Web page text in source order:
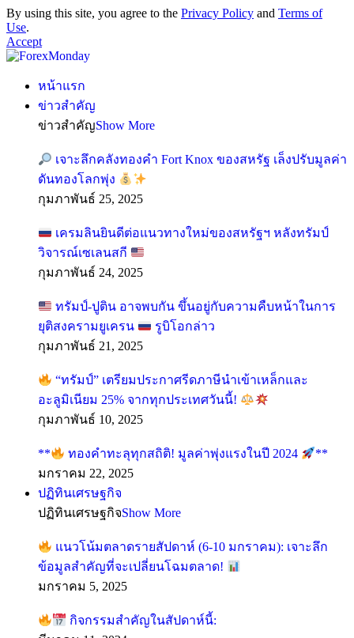
By using this site, you agree to the Privacy Policy and Terms of
Use.
Accept
หน้าแรก
ข่าวสำคัญ
ข่าวสำคัญShow More
เจาะลึกคลังทองคำ Fort Knox ของสหรัฐ เล็งปรับมูลค่า
ดันทองโลกพุ่ง
กุมภาพันธ์ 25, 2025
เครมลินยินดีต่อแนวทางใหม่ของสหรัฐฯ หลังทรัมป์
วิจารณ์เซเลนสกี
กุมภาพันธ์ 24, 2025
ทรัมป์-ปูติน อาจพบกัน ขึ้นอยู่กับความคืบหน้าในการ
ยุติสงครามยูเครน
รูบิโอกล่าว
กุมภาพันธ์ 21, 2025
“ทรัมป์” เตรียมประกาศรีดภาษีนำเข้าเหล็กและ
อะลูมิเนียม 25% จากทุกประเทศวันนี้!
กุมภาพันธ์ 10, 2025
** ทองคำทะลุทุกสถิติ! มูลค่าพุ่งแรงในปี 2024
**
มกราคม 22, 2025
ปฏิทินเศรษฐกิจ
ปฏิทินเศรษฐกิจShow More
แนวโน้มตลาดรายสัปดาห์ (6-10 มกราคม): เจาะลึก
ข้อมูลสำคัญที่จะเปลี่ยนโฉมตลาด!
มกราคม 5, 2025
กิจกรรมสำคัญในสัปดาห์นี้: